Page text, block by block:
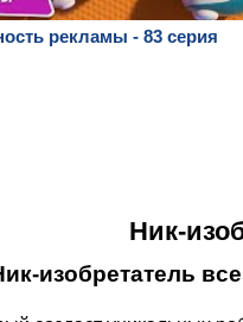
рекламы - 83 серия
Ник-
изобретатель